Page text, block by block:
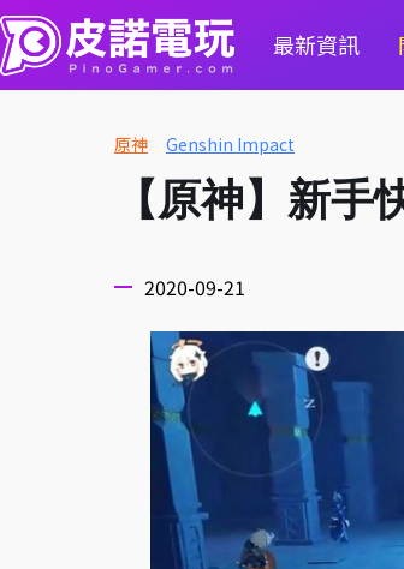
最新資訊
原神 Genshin Impact
【原神】新
2020-09-21